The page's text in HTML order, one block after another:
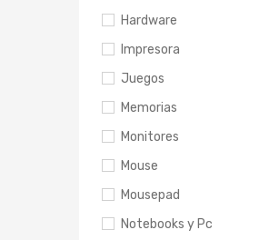
Hardware
Impresora
Juegos
Memorias
Monitores
Mouse
Mousepad
Notebooks y Pc